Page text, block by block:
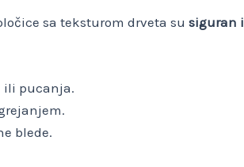
sa teksturom drveta su siguran i
ili pucanja.
blede.